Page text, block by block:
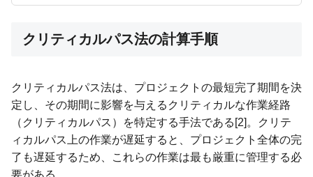
クリティカルパス法の計算手順
クリティカルパス法は、プロジェクトの最短完了期間を決
定し、その期間に影響を与えるクリティカルな作業経路
（クリティカルパス）を特定する手法である[2]。クリテ
ィカルパス上の作業が遅延すると、プロジェクト全体の完
了も遅延するため、これらの作業は最も厳重に管理する必